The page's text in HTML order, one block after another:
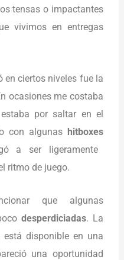
tensas o impactantes
vivimos en entregas
en ciertos niveles fue la
ocasiones me costaba
por saltar en el
con algunas hitboxes
a ser ligeramente
ritmo de juego.
que algunas
desperdiciadas. La
está disponible en una
una oportunidad